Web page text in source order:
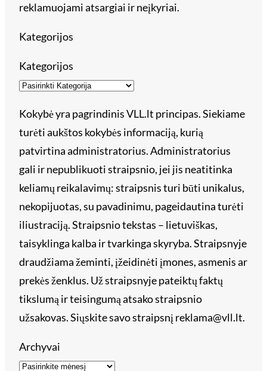
reklamuojami atsargiai ir neįkyriai.
Kategorijos
Kategorijos
Kokybė yra pagrindinis VLL.lt principas. Siekiame
turėti aukštos kokybės informaciją, kurią
patvirtina administratorius. Administratorius
gali ir nepublikuoti straipsnio, jei jis neatitinka
keliamų reikalavimų: straipsnis turi būti unikalus,
nekopijuotas, su pavadinimu, pageidautina turėti
iliustraciją. Straipsnio tekstas – lietuviškas,
taisyklinga kalba ir tvarkinga skyryba. Straipsnyje
draudžiama žeminti, įžeidinėti įmones, asmenis ar
prekės ženklus. Už straipsnyje pateiktų faktų
tikslumą ir teisingumą atsako straipsnio
užsakovas. Siųskite savo straipsnį reklama@vll.lt.
Archyvai